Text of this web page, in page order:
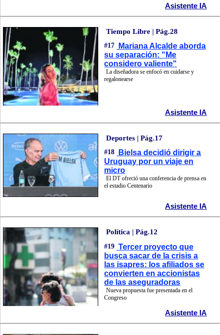
Asistente IA
Tiempo Libre | Pág.28
#17
Mariana Alcalde aborda
su separación: "Me
considero valiente"
La diseñadora se enfocó en cuidarse y
regalonearse
Asistente IA
Deportes | Pág.17
#18
Bielsa decidió dirigir a
Uruguay por un viaje en
micro
El DT ofreció una conferencia de prensa en
el estadio Centenario
Asistente IA
Política | Pág.12
#19 Tercer proyecto que
busca sacar de la crisis a
las isapres: los afiliados se
convierten en accionistas
de las aseguradoras
Nueva propuesta fue presentada en el
Congreso
Asistente IA